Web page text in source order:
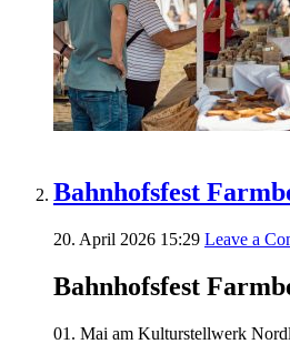
Bahnhofsfest
20. April 2026 15:29 Leave a
Bahnhofsfest
01. Mai am Kulturstellwerk